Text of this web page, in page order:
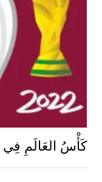
كَأْسُ العَالَمِ فِي